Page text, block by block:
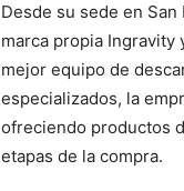
Desde su sede en
marca propia
mejor equipo de
especializados, la
ofreciendo productos
etapas de la compra.